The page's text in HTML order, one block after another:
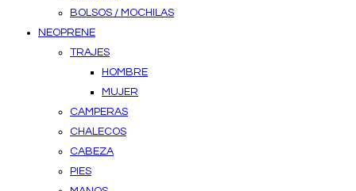
BOLSOS / MOCHILAS
NEOPRENE
TRAJES
HOMBRE
MUJER
CAMPERAS
CHALECOS
CABEZA
PIES